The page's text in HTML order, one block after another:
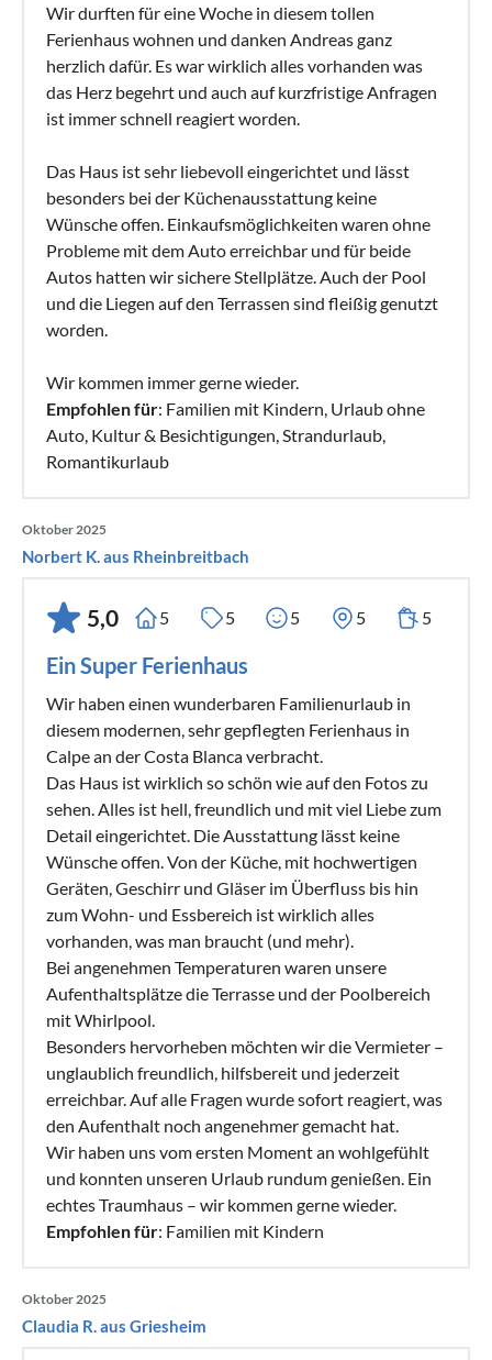
Wir durften für eine Woche in diesem tollen
Ferienhaus wohnen und danken Andreas ganz
herzlich dafür. Es war wirklich alles vorhanden was
das Herz begehrt und auch auf kurzfristige Anfragen
ist immer schnell reagiert worden.
Das Haus ist sehr liebevoll eingerichtet und lässt
besonders bei der Küchenausstattung keine
Wünsche offen. Einkaufsmöglichkeiten waren ohne
Probleme mit dem Auto erreichbar und für beide
Autos hatten wir sichere Stellplätze. Auch der Pool
und die Liegen auf den Terrassen sind fleißig genutzt
worden.
Wir kommen immer gerne wieder.
Empfohlen für: Familien mit Kindern, Urlaub ohne
Auto, Kultur & Besichtigungen, Strandurlaub,
Romantikurlaub
Oktober 2025
Norbert K. aus Rheinbreitbach
5,0 5 5 5 5 5
Ein Super Ferienhaus
Wir haben einen wunderbaren Familienurlaub in
diesem modernen, sehr gepflegten Ferienhaus in
Calpe an der Costa Blanca verbracht.
Das Haus ist wirklich so schön wie auf den Fotos zu
sehen. Alles ist hell, freundlich und mit viel Liebe zum
Detail eingerichtet. Die Ausstattung lässt keine
Wünsche offen. Von der Küche, mit hochwertigen
Geräten, Geschirr und Gläser im Überfluss bis hin
zum Wohn- und Essbereich ist wirklich alles
vorhanden, was man braucht (und mehr).
Bei angenehmen Temperaturen waren unsere
Aufenthaltsplätze die Terrasse und der Poolbereich
mit Whirlpool.
Besonders hervorheben möchten wir die Vermieter –
unglaublich freundlich, hilfsbereit und jederzeit
erreichbar. Auf alle Fragen wurde sofort reagiert, was
den Aufenthalt noch angenehmer gemacht hat.
Wir haben uns vom ersten Moment an wohlgefühlt
und konnten unseren Urlaub rundum genießen. Ein
echtes Traumhaus – wir kommen gerne wieder.
Empfohlen für: Familien mit Kindern
Oktober 2025
Claudia R. aus Griesheim